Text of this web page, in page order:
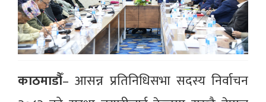
काठमाडौँ– आसन्न प्रतिनिधिसभा सदस्य निर्वाचन